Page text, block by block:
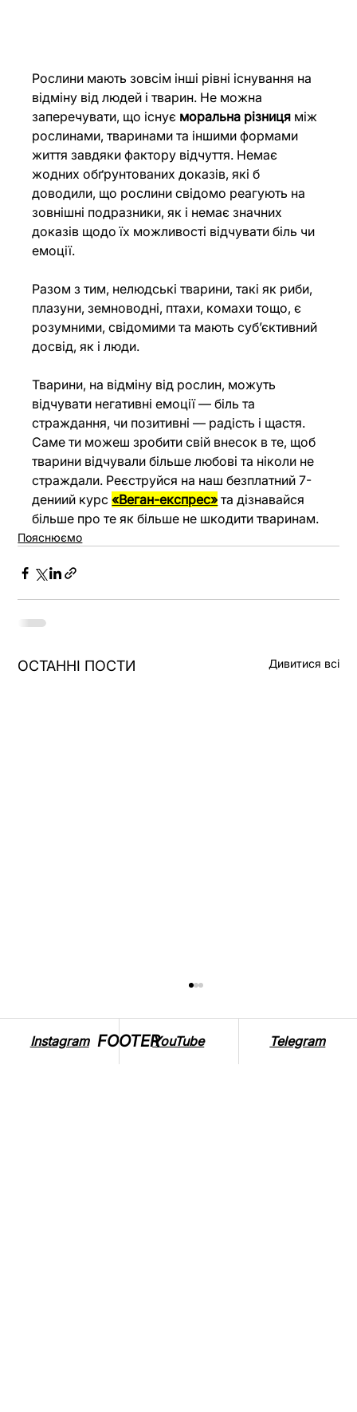
Рослини мають зовсім інші рівні існування на
відміну від людей і тварин. Не можна
заперечувати, що існує моральна різниця між
рослинами, тваринами та іншими формами
життя завдяки фактору відчуття. Немає
жодних обґрунтованих доказів, які б
доводили, що рослини свідомо реагують на
зовнішні подразники, як і немає значних
доказів щодо їх можливості відчувати біль чи
емоції.
Разом з тим, нелюдські тварини, такі як риби,
плазуни, земноводні, птахи, комахи тощо, є
розумними, свідомими та мають суб’єктивний
досвід, як і люди.
Тварини, на відміну від рослин, можуть
відчувати негативні емоції — біль та
страждання, чи позитивні — радість і щастя.
Саме ти можеш зробити свій внесок в те, щоб
тварини відчували більше любові та ніколи не
страждали. Реєструйся на наш безплатний 7-
дениий курс «Веган-експрес» та дізнавайся
більше про те як більше не шкодити тваринам.
Пояснюємо
ОСТАННІ ПОСТИ Дивитися всі
FOOTER
Instagram YouTube Telegram